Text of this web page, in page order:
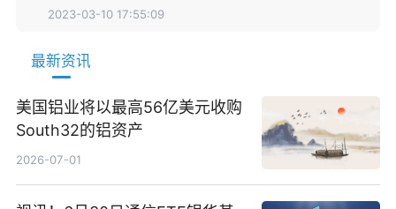
2023-03-10 17:55:09
最新资讯
美国铝业将以最高56亿美元收购
South32的铝资产
2026-07-01